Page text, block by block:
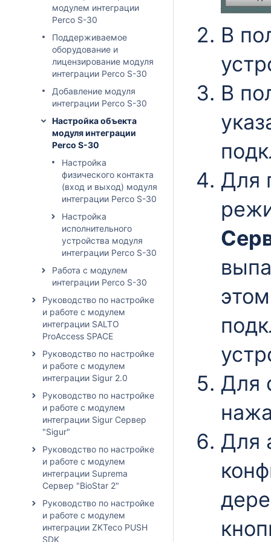
модулем интеграции
Perco S-30
Поддерживаемое
оборудование и
лицензирование модуля
интеграции Perco S-30
Добавление модуля
интеграции Perco S-30
Настройка объекта
модуля интеграции
Perco S-30
Настройка
физического контакта
(вход и выход) модуля
интеграции Perco S-30
Настройка
исполнительного
устройства модуля
интеграции Perco S-30
Работа с модулем
интеграции Perco S-30
Руководство по настройке
и работе с модулем
интеграции SALTO
ProAccess SPACE
Руководство по настройке
и работе с модулем
интеграции Sigur 2.0
Руководство по настройке
и работе с модулем
интеграции Sigur Сервер
"Sigur"
Руководство по настройке
и работе с модулем
интеграции Suprema
Сервер "BioStar 2"
Руководство по настройке
и работе с модулем
интеграции ZKTeco PUSH
SDK
В
В
Для
Для
Для